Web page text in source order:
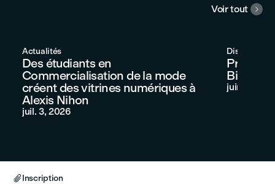
Voir tout 
Actualités
Des étudiants en
Commercialisation de la mode
créent des vitrines numériques à
Alexis Nihon
juil. 3, 2026
Distinctions
Prix
Bintou
juin 11,
Inscription